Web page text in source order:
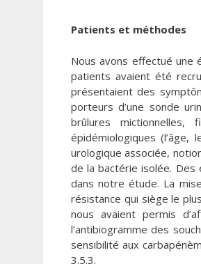
Patients et méthodes
Nous avons effectué
patients avaient été
présentaient des
porteurs d’une sonde
brûlures mictionnelles,
épidémiologiques (l’âge,
urologique associée,
de la bactérie isolée. Des
dans notre étude. La
résistance qui siège le
nous avaient permis
l’antibiogramme des
sensibilité aux
3.5.3.